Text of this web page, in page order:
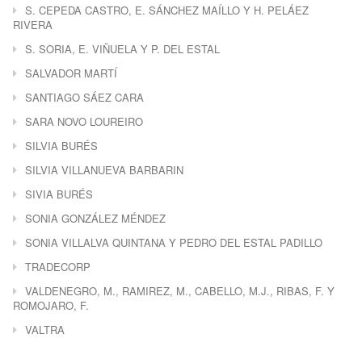
S. CEPEDA CASTRO, E. SÁNCHEZ MAÍLLO Y H. PELÁEZ
RIVERA
S. SORIA, E. VIÑUELA Y P. DEL ESTAL
SALVADOR MARTÍ
SANTIAGO SÁEZ CARA
SARA NOVO LOUREIRO
SILVIA BURÉS
SILVIA VILLANUEVA BARBARIN
SIVIA BURÉS
SONIA GONZÁLEZ MÉNDEZ
SONIA VILLALVA QUINTANA Y PEDRO DEL ESTAL PADILLO
TRADECORP
VALDENEGRO, M., RAMIREZ, M., CABELLO, M.J., RIBAS, F. Y
ROMOJARO, F.
VALTRA